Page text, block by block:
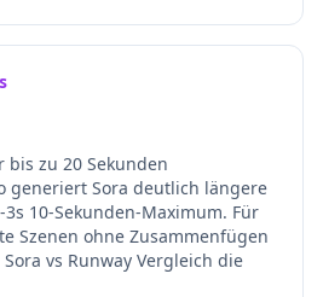
zu 20 Sekunden
generiert Sora deutlich längere
3s 10-Sekunden-Maximum. Für
Szenen ohne Zusammenfügen
vs Runway Vergleich die